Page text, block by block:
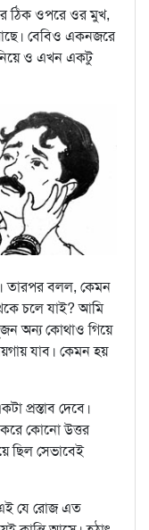
ঠিক ওপরে ওর মুখ,
বেবিও একনজরে
ও এখন একটু
তারপর বলল, কেমন
চলে যাই? আমি
অন্য কোথাও গিয়ে
যাব। কেমন হয়
প্রস্তাব দেবে।
করে কোনো উত্তর
ছিল সেভাবেই
যে রোজ এত